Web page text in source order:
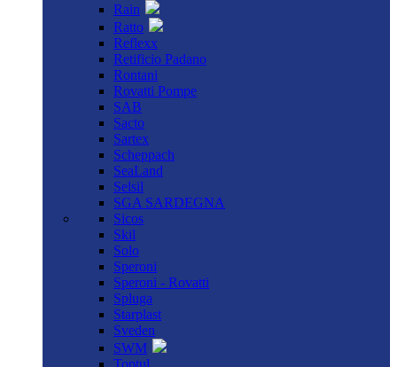
Rain
Ratto
Reflexx
Retificio Padano
Rontani
Rovatti Pompe
SAB
Sacto
Sartex
Scheppach
SeaLand
Selsil
SGA SARDEGNA
Sicos
Skil
Solo
Speroni
Speroni - Rovatti
Spluga
Starplast
Sveden
SWM
Toptul